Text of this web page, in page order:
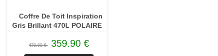
Coffre De Toit Inspiration
Gris Brillant 470L POLAIRE
479.90 € 359.90 €